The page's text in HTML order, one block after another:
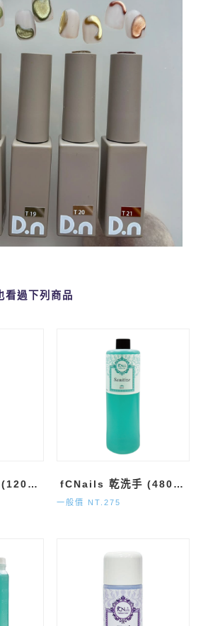
看過下列商品
fCNails 乾洗手 (120ml) fCNails 乾洗手 (480ml)
一般價 NT.275